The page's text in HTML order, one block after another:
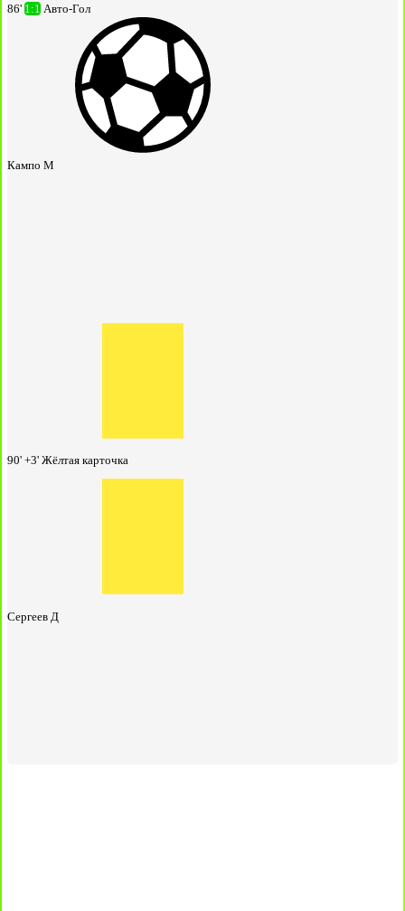
86' 1:1 Авто-Гол
Кампо М
90' +3' Жёлтая карточка
Сергеев Д